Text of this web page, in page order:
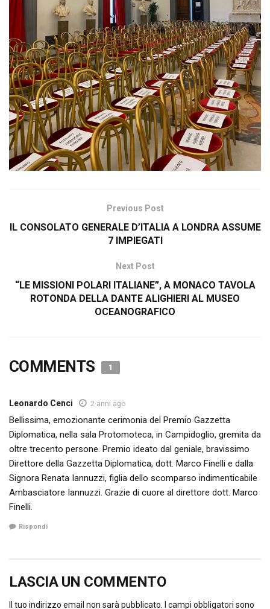
Previous Post
IL CONSOLATO GENERALE D’ITALIA A LONDRA ASSUME
7 IMPIEGATI
Next Post
“LE MISSIONI POLARI ITALIANE”, A MONACO TAVOLA
ROTONDA DELLA DANTE ALIGHIERI AL MUSEO
OCEANOGRAFICO
COMMENTS 1
Leonardo Cenci 2 anni ago
Bellissima, emozionante cerimonia del Premio Gazzetta
Diplomatica, nella sala Protomoteca, in Campidoglio, gremita da
oltre trecento persone. Premio ideato dal geniale, bravissimo
Direttore della Gazzetta Diplomatica, dott. Marco Finelli e dalla
Signora Renata Iannuzzi, figlia dello scomparso indimenticabile
Ambasciatore Iannuzzi. Grazie di cuore al direttore dott. Marco
Finelli.
Rispondi
LASCIA UN COMMENTO
Il tuo indirizzo email non sarà pubblicato.
I campi obbligatori sono